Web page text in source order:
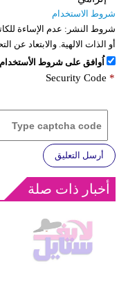
شروط الاستخدام
شروط النشر: عدم الإساءة
أو الذات الالهية. والابتعاد
اُوافق على شروط الأستخدام
Security Code *
أرسل التعليق
أخبار ذات صلة